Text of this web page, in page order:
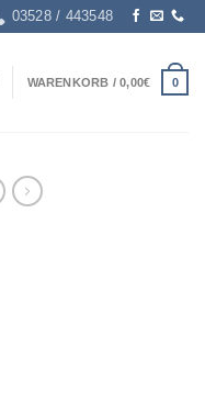
03528 / 443548
WARENKORB /0,00€ 0